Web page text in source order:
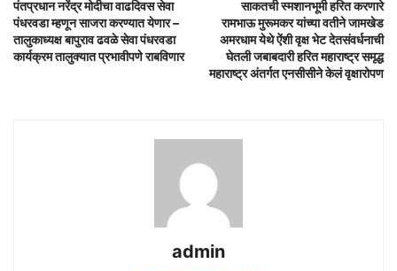
पंतप्रधान नरेंद्र मोदीचा वाढदिवस सेवा
पंधरवडा म्हणून साजरा करण्यात येणार –
तालुकाध्यक्ष बापुराव ढवळे सेवा पंधरवडा
कार्यक्रम तालुक्यात प्रभावीपणे राबविणार
साकतची स्मशानभूमी हरित करणारे
रामभाऊ मुरूमकर यांच्या वतीने जामखेड
अमरधाम येथे ऐंशी वृक्ष भेट देतसंवर्धनाची
घेतली जबाबदारी हरित महाराष्ट्र समृद्ध
महाराष्ट्र अंतर्गत एनसीसीने केलं वृक्षारोपण
admin